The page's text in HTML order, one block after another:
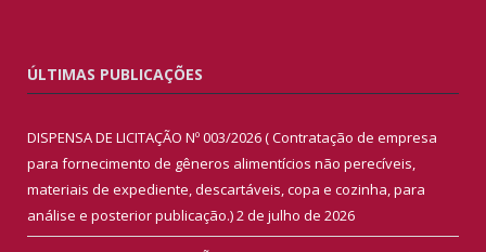
ÚLTIMAS PUBLICAÇÕES
DISPENSA DE LICITAÇÃO Nº 003/2026 ( Contratação de empresa
para fornecimento de gêneros alimentícios não perecíveis,
materiais de expediente, descartáveis, copa e cozinha, para
análise e posterior publicação.)2 de julho de 2026